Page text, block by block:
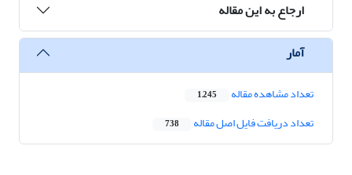
ارجاع به این مقاله
آمار
تعداد مشاهده مقاله 1,245
تعداد دریافت فایل اصل مقاله 738